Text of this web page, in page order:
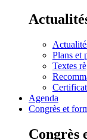
Plans et
Textes
Agenda
Congrès et
Congrès